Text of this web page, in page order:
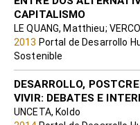
ECOSOCIALISMO Y
ENTRE DOS
CAPITALISMO
LE QUANG, Matthieu;
2013 Portal de Desarrollo
DESARROLLO,
VIVIR: DEBATES E